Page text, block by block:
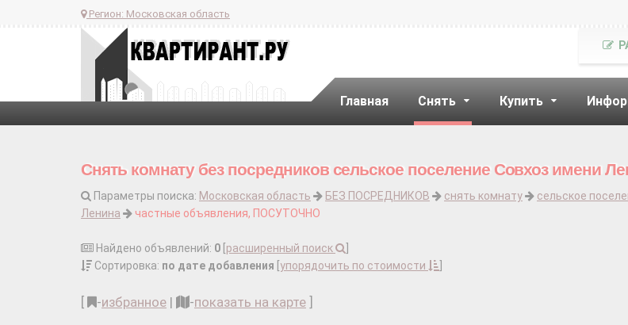
Регион: Московская область
Главная Снять Купить
Снять комнату без посредников сельское поселение Совхоз имени
Параметры поиска: Московская область БЕЗ ПОСРЕДНИКОВ снять комнату
сельское
Ленина
частные объявления, ПОСУТОЧНО
Найдено объявлений: 0 расширенный поиск
Сортировка: по дате добавления упорядочить по стоимости
-избранное | -показать на карте